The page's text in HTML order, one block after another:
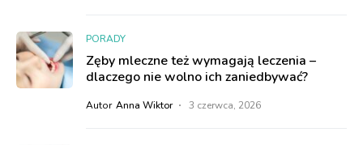
PORADY
Zęby mleczne też wymagają leczenia –
dlaczego nie wolno ich zaniedbywać?
Autor Anna Wiktor 3 czerwca, 2026